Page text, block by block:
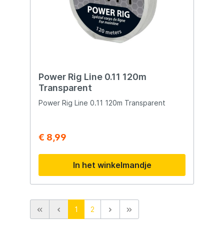
Power Rig Line 0.11 120m
Transparent
Power Rig Line 0.11 120m Transparent
€ 8,99
In het winkelmandje
1 2